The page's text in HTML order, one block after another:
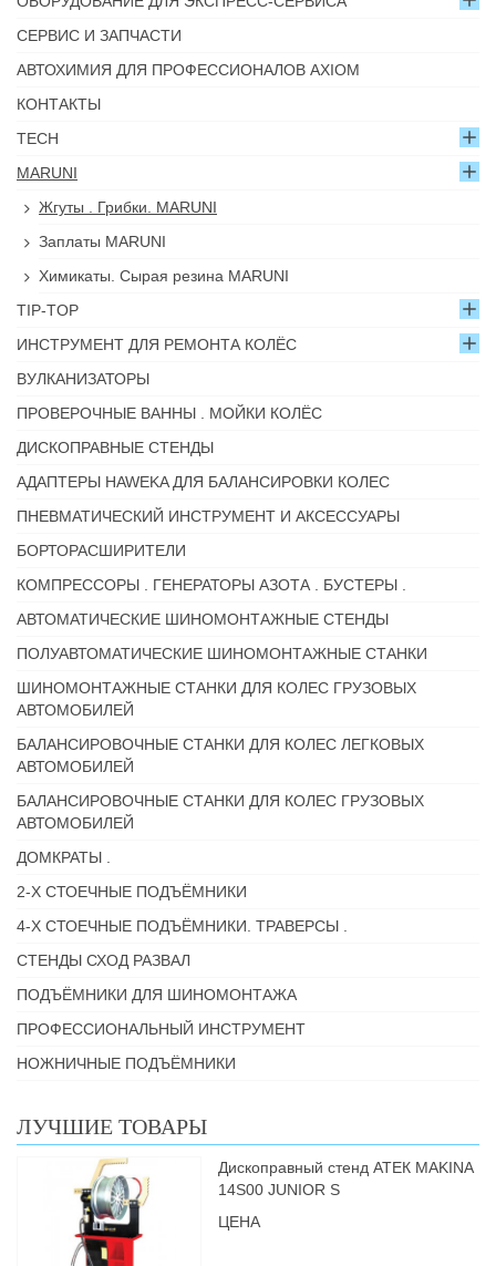
СЕРВИС И ЗАПЧАСТИ
АВТОХИМИЯ ДЛЯ ПРОФЕССИОНАЛОВ AXIOM
КОНТАКТЫ
TECH
MARUNI
Жгуты . Грибки. MARUNI
Заплаты MARUNI
Химикаты. Сырая резина MARUNI
TIP-TOP
ИНСТРУМЕНТ ДЛЯ РЕМОНТА КОЛЁС
ВУЛКАНИЗАТОРЫ
ПРОВЕРОЧНЫЕ ВАННЫ . МОЙКИ КОЛЁС
ДИСКОПРАВНЫЕ СТЕНДЫ
АДАПТЕРЫ HAWEKA ДЛЯ БАЛАНСИРОВКИ КОЛЕС
ПНЕВМАТИЧЕСКИЙ ИНСТРУМЕНТ И АКСЕССУАРЫ
БОРТОРАСШИРИТЕЛИ
КОМПРЕССОРЫ . ГЕНЕРАТОРЫ АЗОТА . БУСТЕРЫ .
АВТОМАТИЧЕСКИЕ ШИНОМОНТАЖНЫЕ СТЕНДЫ
ПОЛУАВТОМАТИЧЕСКИЕ ШИНОМОНТАЖНЫЕ СТАНКИ
ШИНОМОНТАЖНЫЕ СТАНКИ ДЛЯ КОЛЕС ГРУЗОВЫХ
АВТОМОБИЛЕЙ
БАЛАНСИРОВОЧНЫЕ СТАНКИ ДЛЯ КОЛЕС ЛЕГКОВЫХ
АВТОМОБИЛЕЙ
БАЛАНСИРОВОЧНЫЕ СТАНКИ ДЛЯ КОЛЕС ГРУЗОВЫХ
АВТОМОБИЛЕЙ
ДОМКРАТЫ .
2-Х СТОЕЧНЫЕ ПОДЪЁМНИКИ
4-Х СТОЕЧНЫЕ ПОДЪЁМНИКИ. ТРАВЕРСЫ .
СТЕНДЫ СХОД РАЗВАЛ
ПОДЪЁМНИКИ ДЛЯ ШИНОМОНТАЖА
ПРОФЕССИОНАЛЬНЫЙ ИНСТРУМЕНТ
НОЖНИЧНЫЕ ПОДЪЁМНИКИ
ЛУЧШИЕ ТОВАРЫ
Дископравный стенд АТЕК MAKINA
14S00 JUNIOR S
ЦЕНА